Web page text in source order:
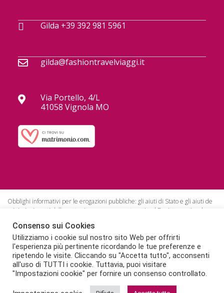
Gilda +39 392 981 5961
gilda@fashiontravelviaggi.it
Via Portello, 4/L
41058 Vignola MO
Obblighi informativi per le erogazioni pubbliche: gli aiuti di Stato e gli aiuti de
minimis ricevuti dalla nostra impresa sono contenuti nel Registro nazionale
Fondo di garanzia con polizza numero 40321512001640 Tua Assistance.
Impresa in regola con RC Turismo con polizza numero 112799198.
Consenso sui Cookies
Utilizziamo i cookie sul nostro sito Web per offrirti
l'esperienza più pertinente ricordando le tue preferenze e
ripetendo le visite. Cliccando su "Accetta tutto", acconsenti
all'uso di TUTTI i cookie. Tuttavia, puoi visitare
"Impostazioni cookie" per fornire un consenso controllato.